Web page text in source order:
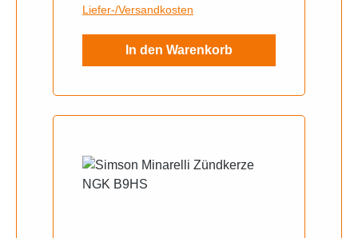
Liefer-/Versandkosten
In den Warenkorb